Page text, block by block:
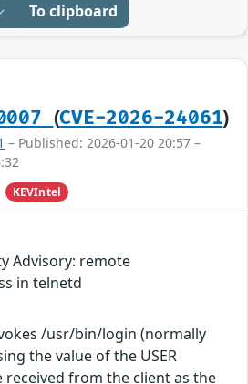
To clipboard
(CVE-2026-24061)
– Published: 2026-01-20 20:57 –
KEVIntel
Advisory: remote
in telnetd
/usr/bin/login (normally
the value of the USER
from the client as the